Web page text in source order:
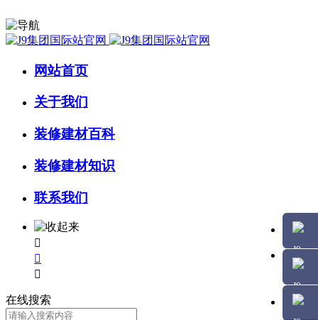
网站首页
关于我们
装修建材百科
装修建材知识
联系我们



在线搜索